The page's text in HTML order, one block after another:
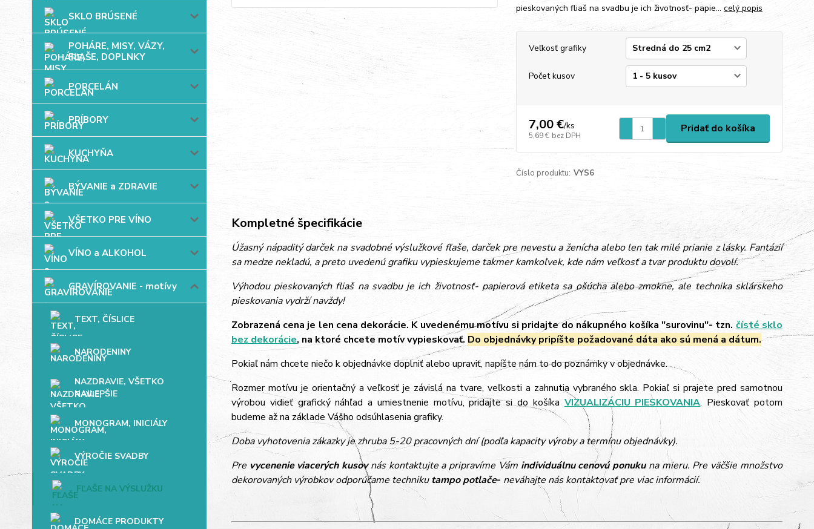
SKLO BRÚSENÉ
POHÁRE, MISY, VÁZY,
FĽAŠE, DOPLNKY
PORCELÁN
PRÍBORY
KUCHYŇA
BÝVANIE a ZDRAVIE
VŠETKO PRE VÍNO
VÍNO a ALKOHOL
GRAVÍROVANIE - motívy
TEXT, ČÍSLICE
NARODENINY
NAZDRAVIE, VŠETKO
NAJLEPŠIE
MONOGRAM, INICIÁLY
VÝROČIE SVADBY
FĽAŠE NA VÝSLUŽKU
DOMÁCE PRODUKTY
pieskovaných fliaš na svadbu je ich životnosť- papie... celý popis
Veľkosť grafiky
Počet kusov
7,00 €/ks
5,69 € bez DPH
Pridať do košíka
Číslo produktu: VYS6
Kompletné špecifikácie
Úžasný nápaditý darček na svadobné výslužkové fľaše, darček pre nevestu a ženícha alebo len tak milé prianie z lásky. Fantázií
sa medze nekladú, a preto uvedenú grafiku vypieskujeme takmer kamkoľvek, kde nám veľkosť a tvar produktu dovolí.
Výhodou pieskovaných fliaš na svadbu je ich životnosť- papierová etiketa sa ošúcha alebo zmokne, ale technika sklárskeho
pieskovania vydrží navždy!
Zobrazená cena je len cena dekorácie. K uvedenému motívu si pridajte do nákupného košíka "surovinu"- tzn. čísté sklo
bez dekorácie, na ktoré chcete motív vypieskovať. Do objednávky pripíšte požadované dáta ako sú mená a dátum.
Pokiaľ nám chcete niečo k objednávke doplniť alebo upraviť, napíšte nám to do poznámky v objednávke.
Rozmer motívu je orientačný a veľkosť je závislá na tvare, veľkosti a zahnutia vybraného skla. Pokiaľ si prajete pred samotnou
výrobou vidieť grafický náhľad a umiestnenie motívu, pridajte si do košíka VIZUALIZÁCIU PIESKOVANIA. Pieskovať potom
budeme až na základe Vášho odsúhlasenia grafiky.
Doba vyhotovenia zákazky je zhruba 5-20 pracovných dní (podľa kapacity výroby a termínu objednávky).
Pre vycenenie viacerých kusovnás kontaktujte a pripravíme Vám individuálnu cenovú ponukuna mieru. Pre väčšie množstvo
dekorovaných výrobkov odporúčame technikutampo potlače- neváhajte nás kontaktovať pre viac informácií.